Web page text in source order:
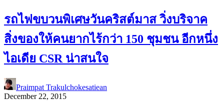
รถไฟขบวนพิเศษวันคริสต์มาส วิ่งบริจาค
สิ่งของให้คนยากไร้กว่า 150 ชุมชน อีกหนึ่ง
ไอเดีย CSR น่าสนใจ
Praimpat Trakulchokesatiean
December 22, 2015